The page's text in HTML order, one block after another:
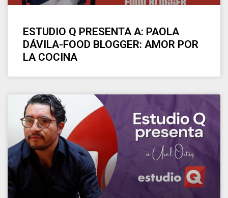
ESTUDIO Q PRESENTA A: PAOLA
DÁVILA-FOOD BLOGGER: AMOR POR
LA COCINA